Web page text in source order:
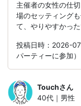
主催者の女性の仕
場のセッティング
て、やりやすかっ
投稿日時：2026-
パーティーに参加）
Touchさん
40代｜男性